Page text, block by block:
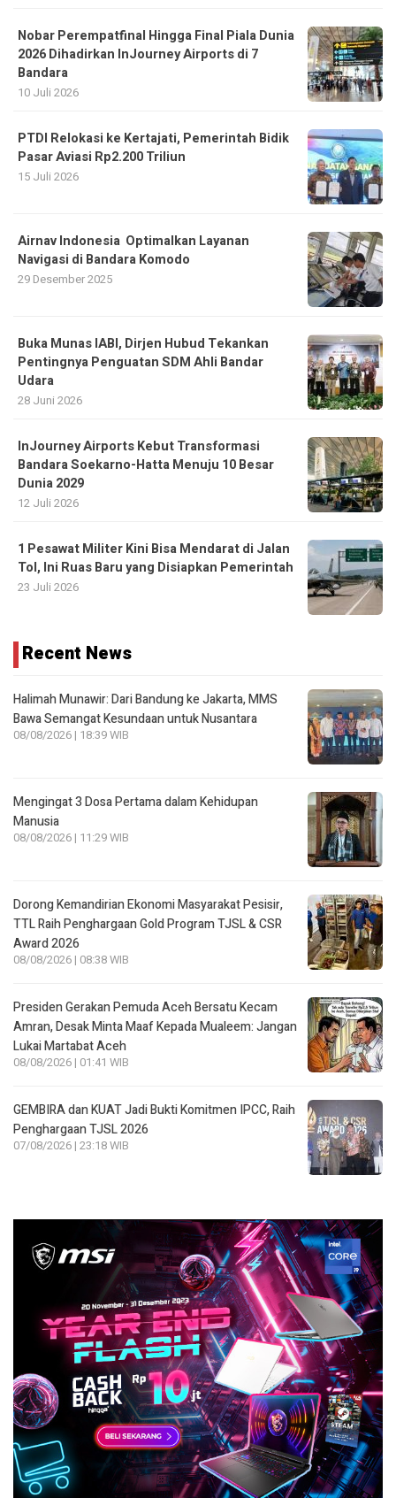
Nobar Perempatfinal Hingga Final Piala Dunia
2026 Dihadirkan InJourney Airports di 7
Bandara
10 Juli 2026
PTDI Relokasi ke Kertajati, Pemerintah Bidik
Pasar Aviasi Rp2.200 Triliun
15 Juli 2026
Airnav Indonesia Optimalkan Layanan
Navigasi di Bandara Komodo
29 Desember 2025
Buka Munas IABI, Dirjen Hubud Tekankan
Pentingnya Penguatan SDM Ahli Bandar
Udara
28 Juni 2026
InJourney Airports Kebut Transformasi
Bandara Soekarno-Hatta Menuju 10 Besar
Dunia 2029
12 Juli 2026
1 Pesawat Militer Kini Bisa Mendarat di Jalan
Tol, Ini Ruas Baru yang Disiapkan Pemerintah
23 Juli 2026
Recent News
Halimah Munawir: Dari Bandung ke Jakarta, MMS
Bawa Semangat Kesundaan untuk Nusantara
08/08/2026 | 18:39 WIB
Mengingat 3 Dosa Pertama dalam Kehidupan
Manusia
08/08/2026 | 11:29 WIB
Dorong Kemandirian Ekonomi Masyarakat Pesisir,
TTL Raih Penghargaan Gold Program TJSL & CSR
Award 2026
08/08/2026 | 08:38 WIB
Presiden Gerakan Pemuda Aceh Bersatu Kecam
Amran, Desak Minta Maaf Kepada Mualeem: Jangan
Lukai Martabat Aceh
08/08/2026 | 01:41 WIB
GEMBIRA dan KUAT Jadi Bukti Komitmen IPCC, Raih
Penghargaan TJSL 2026
07/08/2026 | 23:18 WIB